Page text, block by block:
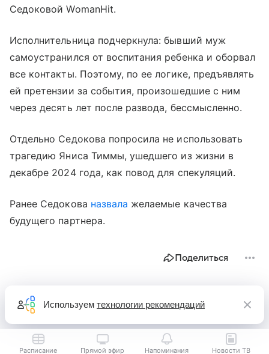
Седоковой WomanHit.
Исполнительница подчеркнула: бывший муж
самоустранился от воспитания ребенка и оборвал
все контакты. Поэтому, по ее логике, предъявлять
ей претензии за события, произошедшие с ним
через десять лет после развода, бессмысленно.
Отдельно Седокова попросила не использовать
трагедию Яниса Тиммы, ушедшего из жизни в
декабре 2024 года, как повод для спекуляций.
Ранее Седокова назвала желаемые качества
будущего партнера.
Поделиться
Расписание Прямой эфир Напоминания Новости ТВ
Используем технологии рекомендаций